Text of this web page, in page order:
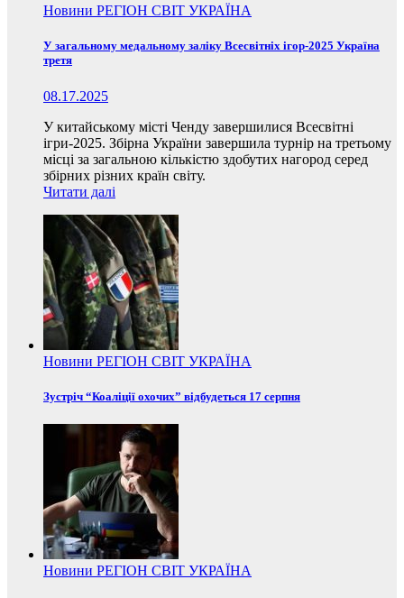
Новини РЕГІОН СВІТ УКРАЇНА
У загальному медальному заліку Всесвітніх ігор-2025 Україна
третя
08.17.2025
У китайському місті Ченду завершилися Всесвітні
ігри-2025. Збірна України завершила турнір на третьому
місці за загальною кількістю здобутих нагород серед
збірних різних країн світу.
Читати далі
Новини РЕГІОН СВІТ УКРАЇНА
Зустріч “Коаліції охочих” відбудеться 17 серпня
Новини РЕГІОН СВІТ УКРАЇНА